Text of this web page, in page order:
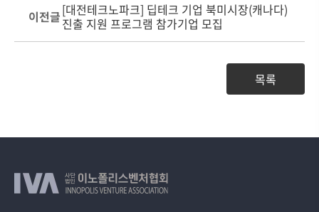
이전글[대전테크노파크] 딥테크 기업 북미시장(캐나다)
진출 지원 프로그램 참가기업 모집
목록